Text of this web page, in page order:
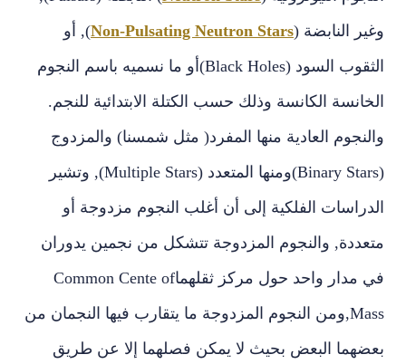
وغير النابضة (Non-Pulsating Neutron Stars),‏ أو
الثقوب السود (Black Holes)‏أو ما نسميه باسم النجوم
الخانسة الكانسة وذلك حسب الكتلة الابتدائية للنجم‏.‏
والنجوم العادية منها المفرد‏(‏ مثل شمسنا‏)‏ والمزدوج
(Binary Stars)‏ومنها المتعدد (Multiple Stars),‏ وتشير
الدراسات الفلكية إلى أن أغلب النجوم مزدوجة أو
متعددة‏,‏ والنجوم المزدوجة تتشكل من نجمين يدوران
في مدار واحد حول مركز ثقلهما‏Common Cente of
Mass,‏ومن النجوم المزدوجة ما يتقارب فيها النجمان من
بعضهما البعض بحيث لا يمكن فصلهما إلا عن طريق